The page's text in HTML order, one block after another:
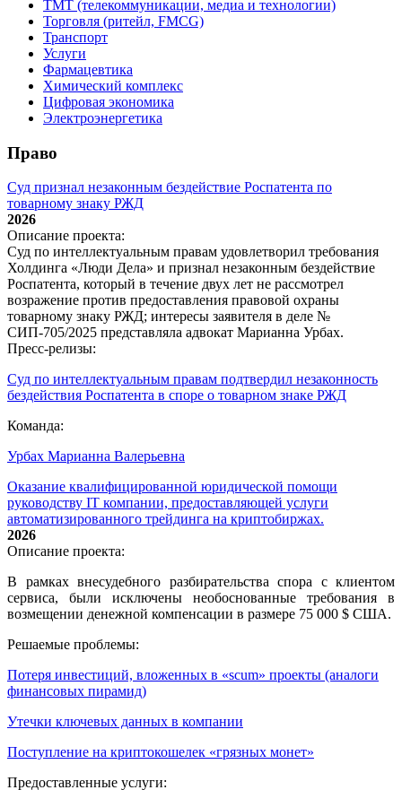
ТМТ (телекоммуникации, медиа и технологии)
Торговля (ритейл, FMCG)
Транспорт
Услуги
Фармацевтика
Химический комплекс
Цифровая экономика
Электроэнергетика
Право
Суд признал незаконным бездействие Роспатента по
товарному знаку РЖД
2026
Описание проекта:
Суд по интеллектуальным правам удовлетворил требования
Холдинга «Люди Дела» и признал незаконным бездействие
Роспатента, который в течение двух лет не рассмотрел
возражение против предоставления правовой охраны
товарному знаку РЖД; интересы заявителя в деле №
СИП‑705/2025 представляла адвокат Марианна Урбах.
Пресс-релизы:
Суд по интеллектуальным правам подтвердил незаконность
бездействия Роспатента в споре о товарном знаке РЖД
Команда:
Урбах Марианна Валерьевна
Оказание квалифицированной юридической помощи
руководству IT компании, предоставляющей услуги
автоматизированного трейдинга на криптобиржах.
2026
Описание проекта:
В рамках внесудебного разбирательства спора с клиентом
сервиса, были исключены необоснованные требования в
возмещении денежной компенсации в размере 75 000 $ США.
Решаемые проблемы:
Потеря инвестиций, вложенных в «scum» проекты (аналоги
финансовых пирамид)
Утечки ключевых данных в компании
Поступление на криптокошелек «грязных монет»
Предоставленные услуги: